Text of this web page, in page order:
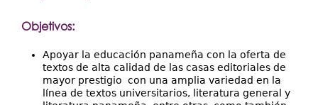
Objetivos:
Apoyar la educación panameña con la oferta de
textos de alta calidad de las casas editoriales de
mayor prestigio con una amplia variedad en la
línea de textos universitarios, literatura general y